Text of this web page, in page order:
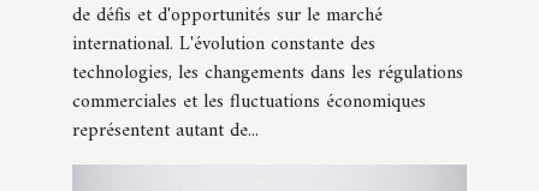
de défis et d'opportunités sur le marché
international. L'évolution constante des
technologies, les changements dans les régulations
commerciales et les fluctuations économiques
représentent autant de...